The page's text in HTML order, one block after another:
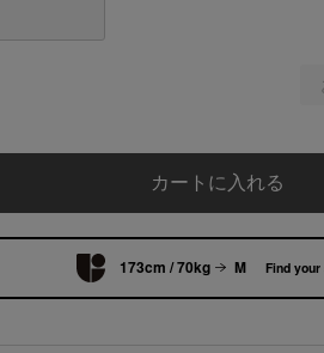
カートに入れる
173cm / 70kg M Find your